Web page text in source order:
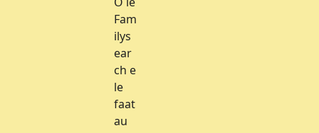
Fam
ilys
ear
ch e
le
faat
au